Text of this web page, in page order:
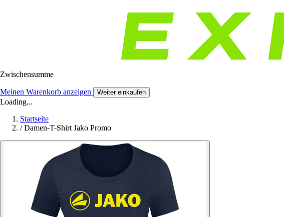
Zwischensumme
Meinen Warenkorb anzeigen Weiter einkaufen
Loading...
Startseite
/ Damen-T-Shirt Jako Promo